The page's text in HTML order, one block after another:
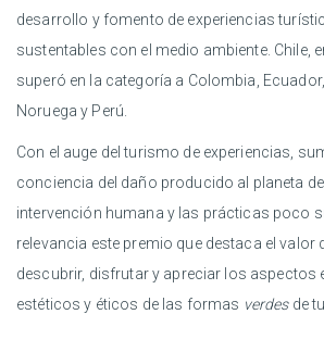
desarrollo y fomento de experiencias
sustentables con el medio ambiente. Chile,
superó en la categoría a Colombia,
Noruega y Perú.
Con el auge del turismo de experiencias,
conciencia del daño producido al planeta
intervención humana y las prácticas poco
relevancia este premio que destaca el valor
descubrir, disfrutar y apreciar los aspectos
estéticos y éticos de las formas verdesde